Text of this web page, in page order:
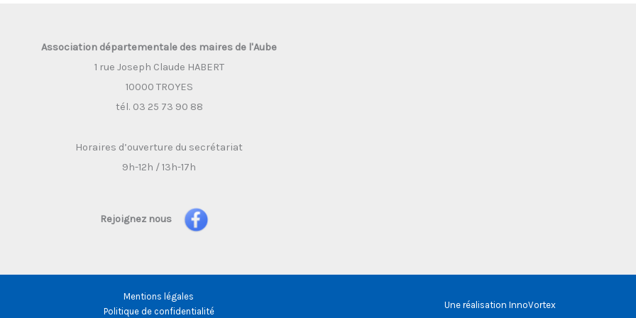
Association départementale des maires de l'Aube
1 rue Joseph Claude HABERT
10000 TROYES
tél. 03 25 73 90 88
Horaires d’ouverture du secrétariat
9h-12h / 13h-17h
Rejoignez nous
Mentions légales
Politique de confidentialité
Une réalisationInnoVortex